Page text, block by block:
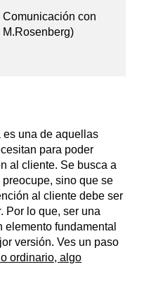
Comunicación con
es una de aquellas
para poder
al cliente. Se busca a
sino que se
al cliente debe ser
. Por lo que, ser una
fundamental
versión. Ves un paso
ordinario, algo